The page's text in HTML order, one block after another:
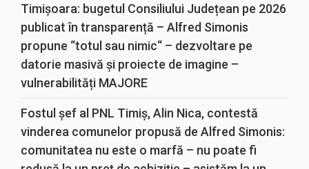
Timișoara: bugetul Consiliului Județean pe 2026
publicat în transparență – Alfred Simonis
propune “totul sau nimic“ – dezvoltare pe
datorie masivă și proiecte de imagine –
vulnerabilități MAJORE
Fostul șef al PNL Timiș, Alin Nica, contestă
vinderea comunelor propusă de Alfred Simonis:
comunitatea nu este o marfă – nu poate fi